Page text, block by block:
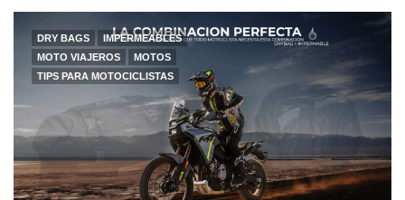
DRY BAGS
IMPERMEABLES
MOTO VIAJEROS
MOTOS
TIPS PARA MOTOCICLISTAS